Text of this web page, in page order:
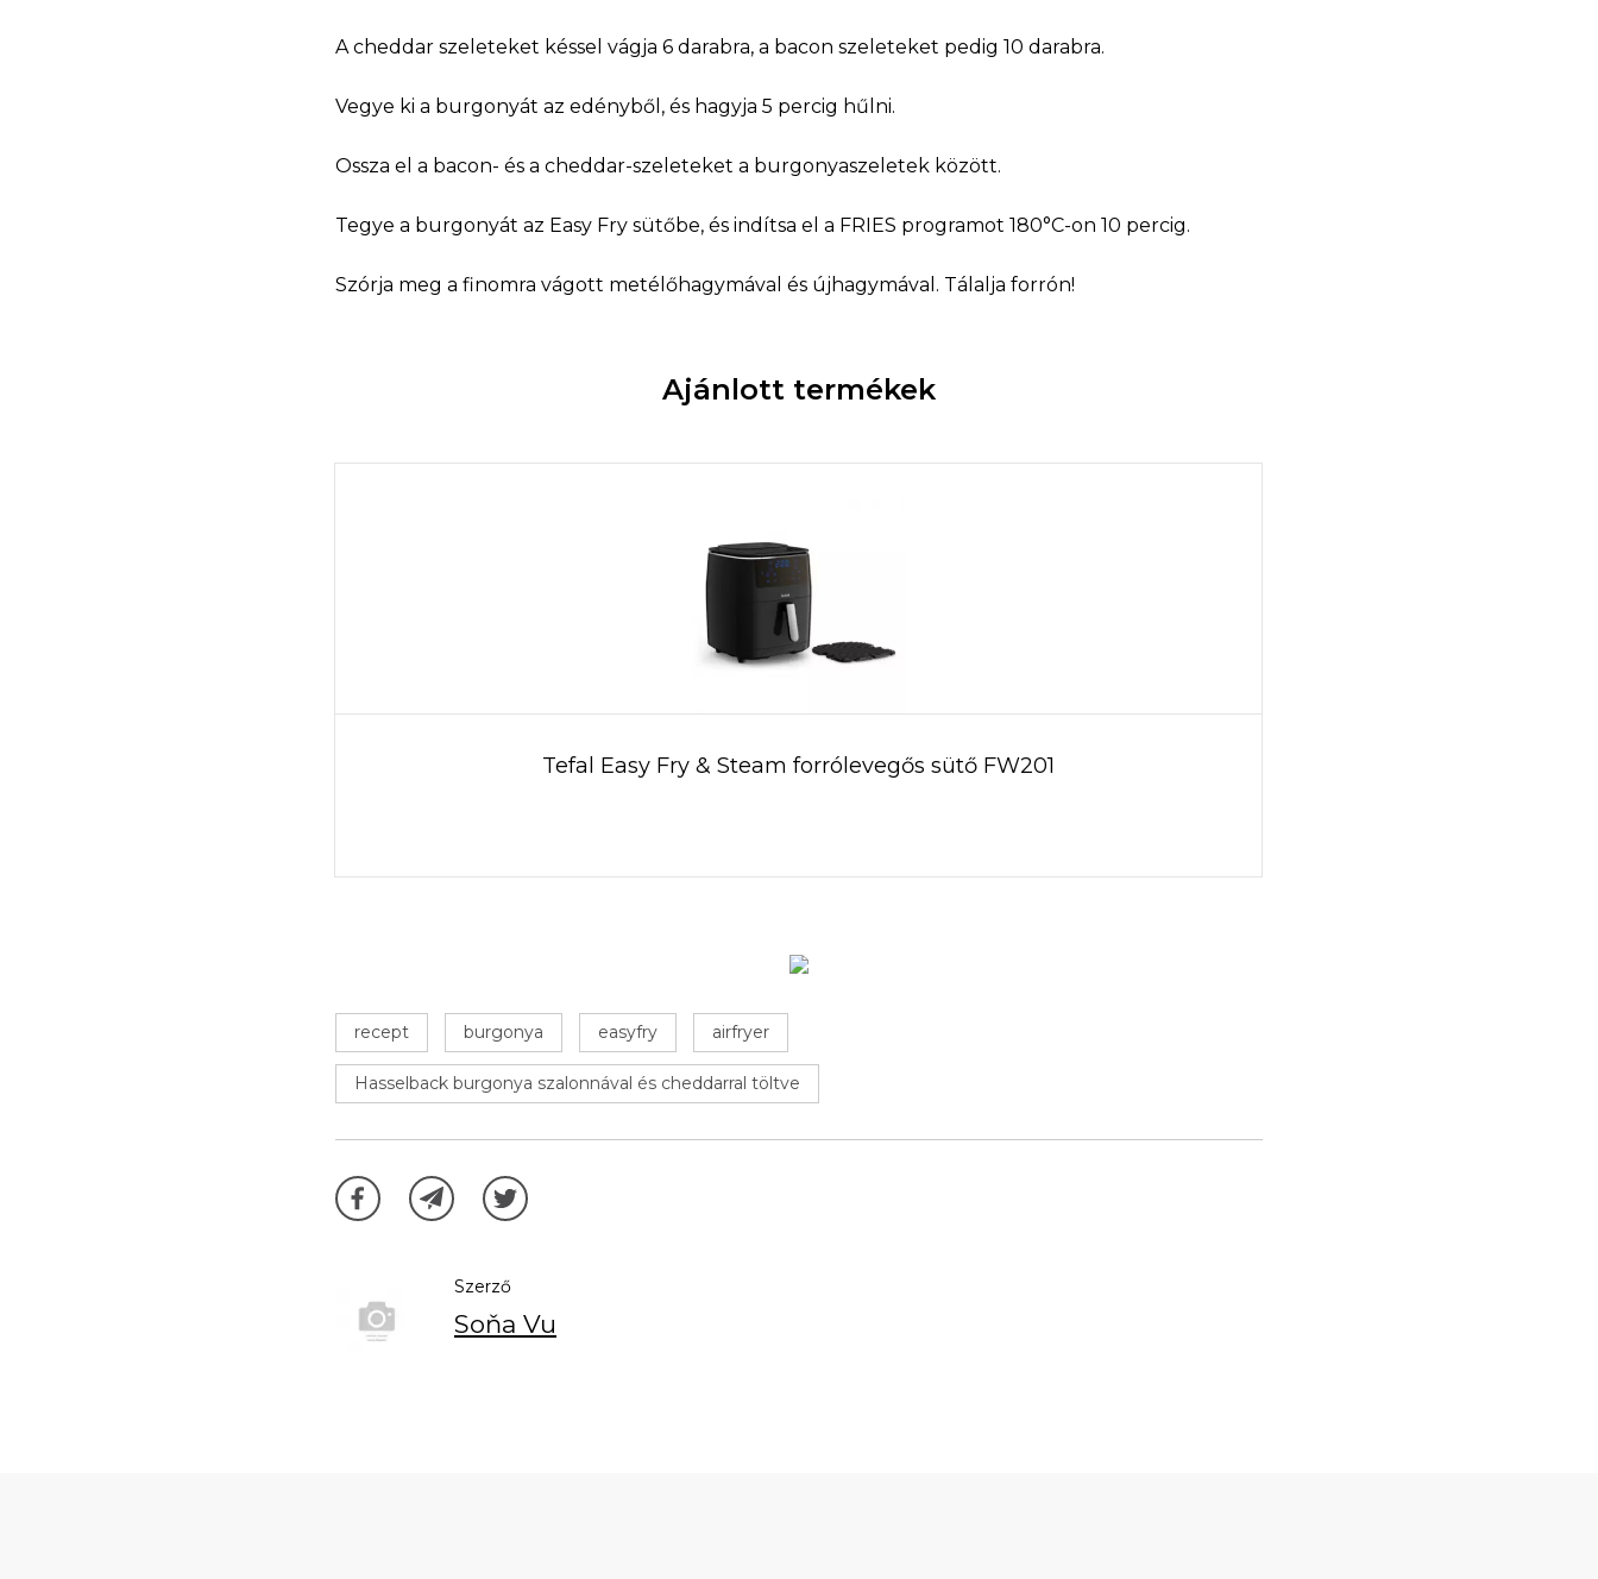
A cheddar szeleteket késsel vágja 6 darabra, a bacon szeleteket pedig 10 darabra.
Vegye ki a burgonyát az edényből, és hagyja 5 percig hűlni.
Ossza el a bacon- és a cheddar-szeleteket a burgonyaszeletek között.
Tegye a burgonyát az Easy Fry sütőbe, és indítsa el a FRIES programot 180°C-on 10 percig.
Szórja meg a finomra vágott metélőhagymával és újhagymával. Tálalja forrón!
Ajánlott termékek
Tefal Easy Fry & Steam forrólevegős sütő FW201
recept burgonya easyfry airfryer
Hasselback burgonya szalonnával és cheddarral töltve
Szerző
Soňa Vu